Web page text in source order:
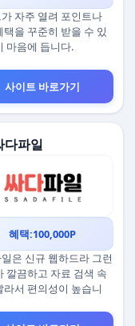
자주 열려 포인트나
택을 꾸준히 받을 수 있
마음에 듭니다.
사이트 바로가기
다파일
혜택:100,000P
은 신규 웹하드라 그런
깔끔하고 자료 검색 속
라서 편의성이 높습니